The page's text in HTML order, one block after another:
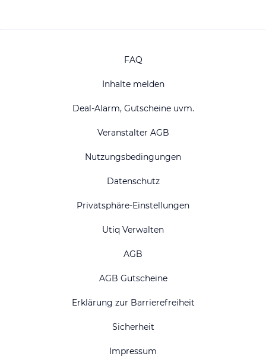
FAQ
Inhalte melden
Deal-Alarm, Gutscheine uvm.
Veranstalter AGB
Nutzungsbedingungen
Datenschutz
Privatsphäre-Einstellungen
Utiq Verwalten
AGB
AGB Gutscheine
Erklärung zur Barrierefreiheit
Sicherheit
Impressum